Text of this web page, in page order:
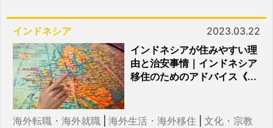
インドネシア
2023.03.22
インドネシアが住みやすい理
由と治安事情｜インドネシア
移住のためのアドバイス《...
海外転職・海外就職 海外生活・海外移住 文化・宗教